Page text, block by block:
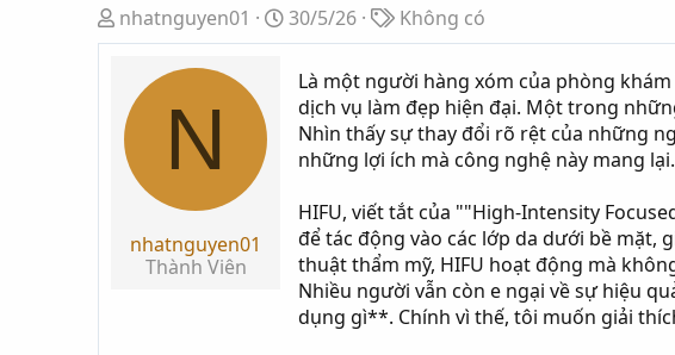
T
h
a
d
nhatnguyen01
N
g
ử
30/5/26
T
ừ
k
h
ó
a
Không có
N
nhatnguyen01
Thành Viên
Là một người hàng xóm của phòng
dịch vụ làm đẹp hiện đại. Một trong
Nhìn thấy sự thay đổi rõ rệt của những
những lợi ích mà công nghệ này mang lại.
HIFU, viết tắt của ""High-Intensity
để tác động vào các lớp da dưới bề mặt,
thuật thẩm mỹ, HIFU hoạt động mà
Nhiều người vẫn còn e ngại về sự hiệu
dụng gì**. Chính vì thế, tôi muốn giải